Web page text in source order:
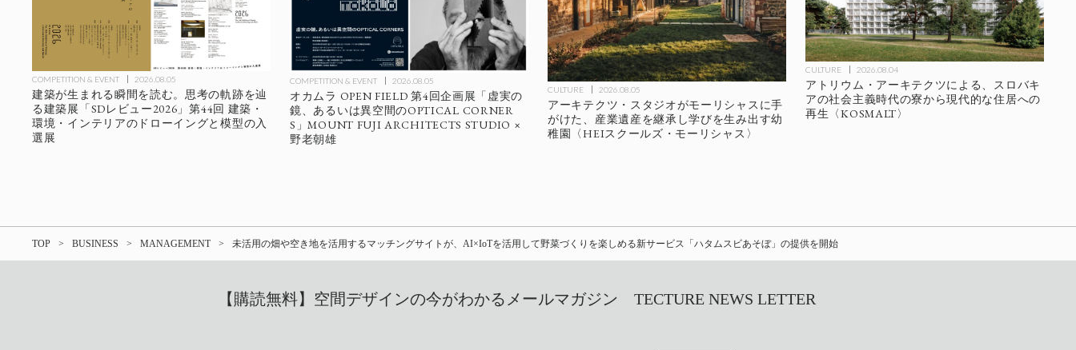
COMPETITION & EVENT 2026.08.05
建築が生まれる瞬間を読む。思考の軌跡を辿
る建築展「SDレビュー2026」第44回 建築・
環境・インテリアのドローイングと模型の入
選展
COMPETITION & EVENT 2026.08.05
オカムラ OPEN FIELD 第4回企画展「虚実の
鏡、あるいは異空間のOPTICAL CORNER
S」MOUNT FUJI ARCHITECTS STUDIO ×
野老朝雄
CULTURE 2026.08.05
アーキテクツ・スタジオがモーリシャスに手
がけた、産業遺産を継承し学びを生み出す幼
稚園〈HEIスクールズ・モーリシャス〉
CULTURE 2026.08.04
アトリウム・アーキテクツによる、スロバキ
アの社会主義時代の寮から現代的な住居への
再生〈KOSMALT〉
TOP BUSINESS MANAGEMENT 未活用の畑や空き地を活用するマッチングサイトが、AI×IoTを活用して野菜づくりを楽しめる新サービス「ハタムスビあそぼ」の提供を開始
【購読無料】空間デザインの今がわかるメールマガジン TECTURE NEWS LETTER